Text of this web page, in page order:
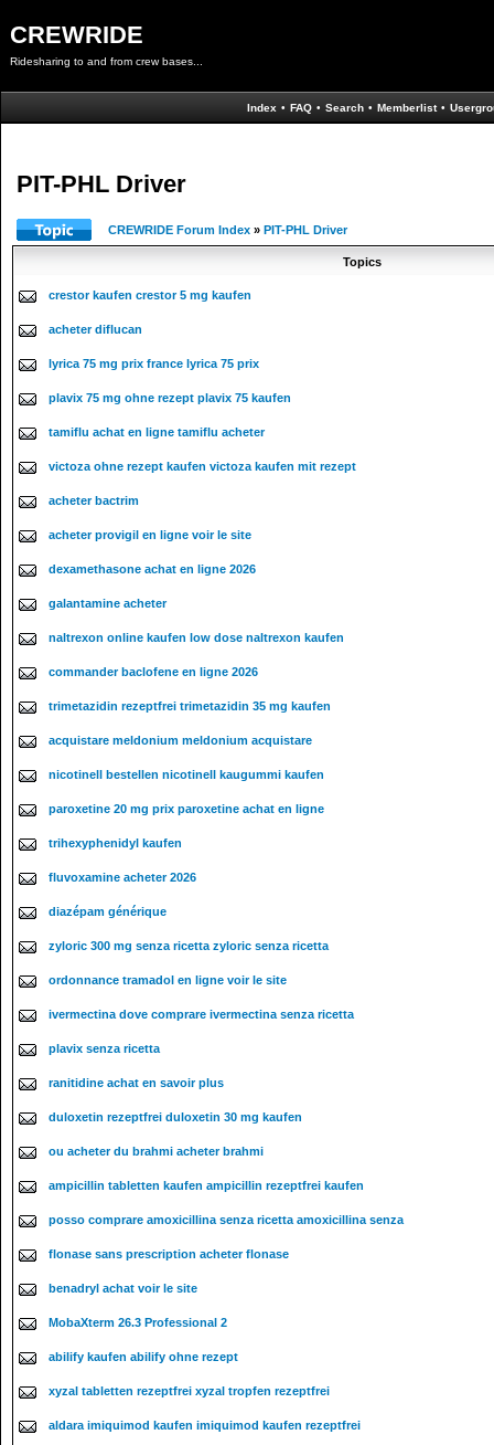
CREWRIDE
Ridesharing to and from crew bases...
Index • FAQ • Search • Memberlist •
PIT-PHL Driver
CREWRIDE Forum Index » PIT-PHL Driver
Topics
crestor kaufen crestor 5 mg kaufen
acheter diflucan
lyrica 75 mg prix france lyrica 75 prix
plavix 75 mg ohne rezept plavix 75 kaufen
tamiflu achat en ligne tamiflu acheter
victoza ohne rezept kaufen victoza kaufen mit rezept
acheter bactrim
acheter provigil en ligne voir le site
dexamethasone achat en ligne 2026
galantamine acheter
naltrexon online kaufen low dose naltrexon kaufen
commander baclofene en ligne 2026
trimetazidin rezeptfrei trimetazidin 35 mg kaufen
acquistare meldonium meldonium acquistare
nicotinell bestellen nicotinell kaugummi kaufen
paroxetine 20 mg prix paroxetine achat en ligne
trihexyphenidyl kaufen
fluvoxamine acheter 2026
diazépam générique
zyloric 300 mg senza ricetta zyloric senza ricetta
ordonnance tramadol en ligne voir le site
ivermectina dove comprare ivermectina senza ricetta
plavix senza ricetta
ranitidine achat en savoir plus
duloxetin rezeptfrei duloxetin 30 mg kaufen
ou acheter du brahmi acheter brahmi
ampicillin tabletten kaufen ampicillin rezeptfrei kaufen
posso comprare amoxicillina senza ricetta amoxicillina senza
flonase sans prescription acheter flonase
benadryl achat voir le site
MobaXterm 26.3 Professional 2
abilify kaufen abilify ohne rezept
xyzal tabletten rezeptfrei xyzal tropfen rezeptfrei
aldara imiquimod kaufen imiquimod kaufen rezeptfrei